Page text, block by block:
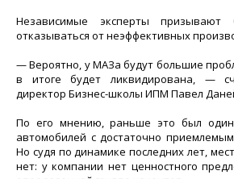
Независимые эксперты призывают
отказываться от неэффективных
— Вероятно, у МАЗа будут большие
в итоге будет ликвидирована, —
директор Бизнес-школы ИПМ Павел
По его мнению, раньше это был
автомобилей с достаточно
Но судя по динамике последних лет,
нет: у компании нет ценностного